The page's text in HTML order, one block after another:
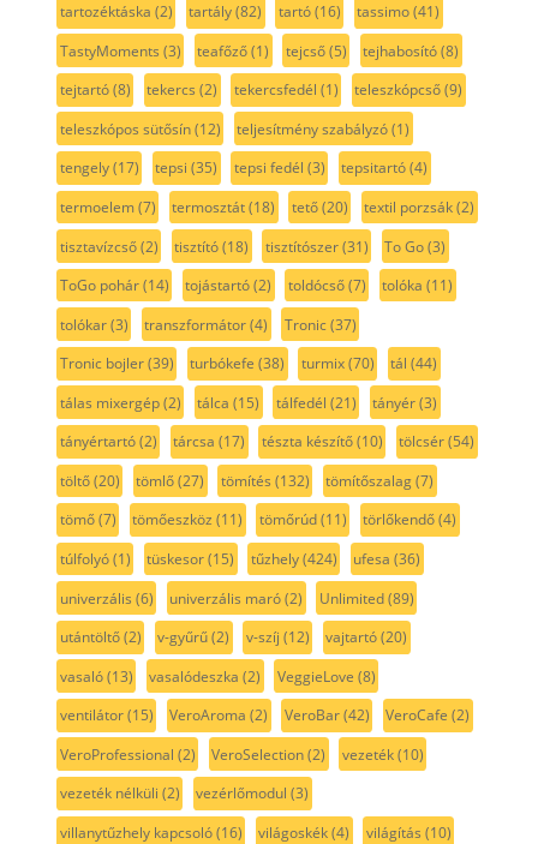
tartozéktáska (2) tartály(82) tartó(16) tassimo(41)
TastyMoments (3) teafőző(1) tejcső(5) tejhabosító(8)
tejtartó(8) tekercs (2) tekercsfedél (1) teleszkópcső(9)
teleszkópos sütősín(12) teljesítmény szabályzó(1)
tengely(17) tepsi (35) tepsi fedél (3) tepsitartó(4)
termoelem(7) termosztát(18) tető(20) textil porzsák(2)
tisztavízcső(2) tisztító(18) tisztítószer(31) To Go(3)
ToGo pohár(14) tojástartó(2) toldócső(7) tolóka (11)
tolókar(3) transzformátor(4) Tronic(37)
Tronic bojler(39) turbókefe (38) turmix(70) tál (44)
tálas mixergép(2) tálca (15) tálfedél (21) tányér(3)
tányértartó(2) tárcsa (17) tészta készítő(10) tölcsér(54)
töltő(20) tömlő(27) tömítés (132) tömítőszalag(7)
tömő(7) tömőeszköz (11) tömőrúd(11) törlőkendő(4)
túlfolyó(1) tüskesor(15) tűzhely(424) ufesa (36)
univerzális (6) univerzális maró(2) Unlimited(89)
utántöltő(2) v-gyűrű(2) v-szíj (12) vajtartó(20)
vasaló(13) vasalódeszka (2) VeggieLove (8)
ventilátor(15) VeroAroma (2) VeroBar(42) VeroCafe (2)
VeroProfessional (2) VeroSelection(2) vezeték(10)
vezeték nélküli (2) vezérlőmodul (3)
villanytűzhely kapcsoló(16) világoskék(4) világítás (10)